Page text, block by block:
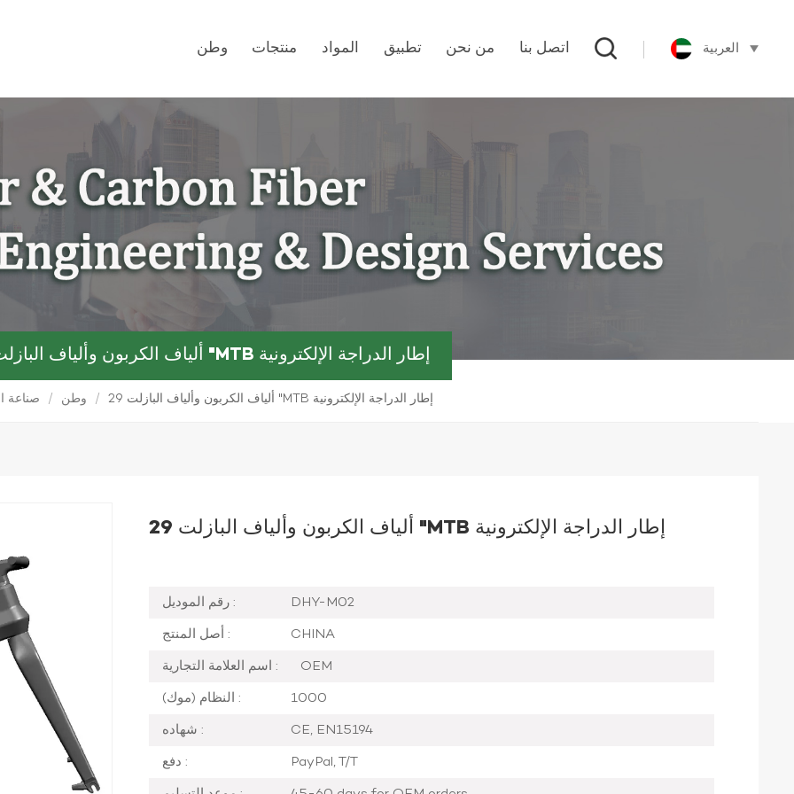
وطن منتجات المواد تطبيق من نحن اتصل بنا العربية
ألياف الكربون وألياف البازلت 29 "MTB إطار الدراجة الإلكترونية
وطن / صناعة / ألياف الكربون وألياف البازلت 29 "MTB إطار الدراجة الإلكترونية
ألياف الكربون وألياف البازلت 29 "MTB إطار الدراجة الإلكترونية
رقم الموديل :
DHY-M02
أصل المنتج :
CHINA
اسم العلامة التجارية :
OEM
النظام (موك) :
1000
شهاده :
CE, EN15194
دفع :
PayPal, T/T